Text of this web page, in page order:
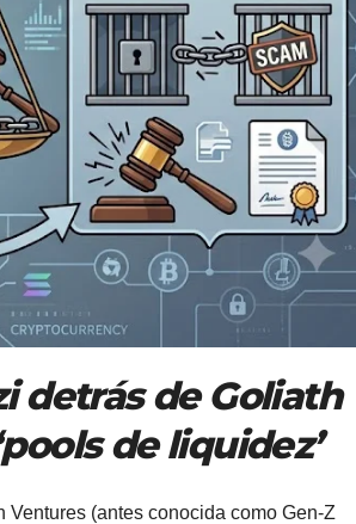
detrás de Goliath
de liquidez’
(antes conocida como Gen-Z